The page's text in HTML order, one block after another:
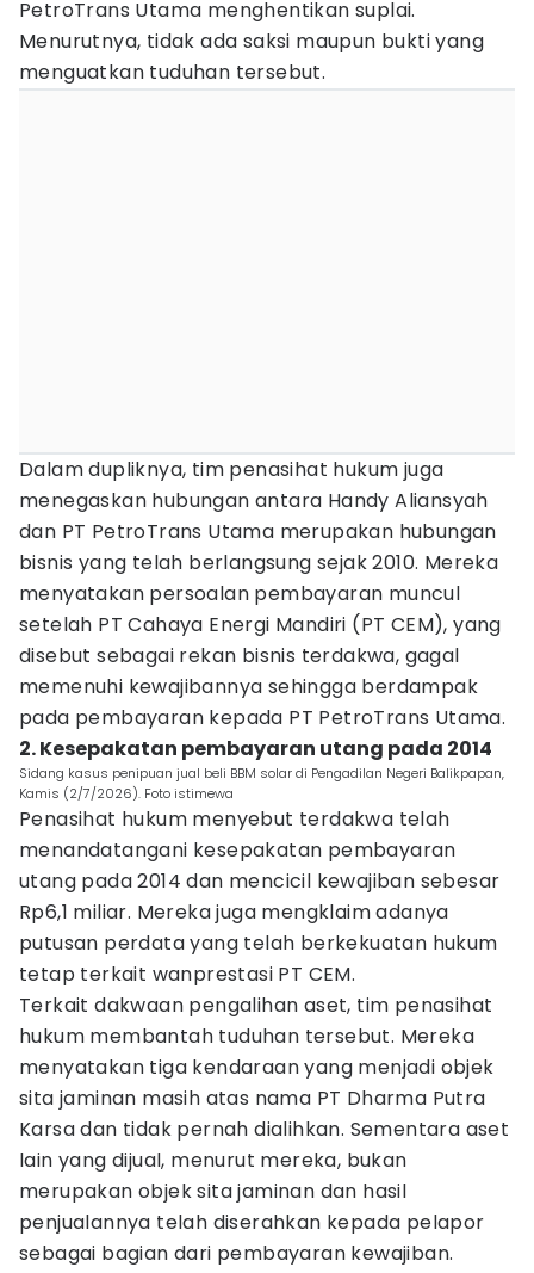
PetroTrans Utama menghentikan suplai.
Menurutnya, tidak ada saksi maupun bukti yang
menguatkan tuduhan tersebut.
Dalam dupliknya, tim penasihat hukum juga
menegaskan hubungan antara Handy Aliansyah
dan PT PetroTrans Utama merupakan hubungan
bisnis yang telah berlangsung sejak 2010. Mereka
menyatakan persoalan pembayaran muncul
setelah PT Cahaya Energi Mandiri (PT CEM), yang
disebut sebagai rekan bisnis terdakwa, gagal
memenuhi kewajibannya sehingga berdampak
pada pembayaran kepada PT PetroTrans Utama.
2. Kesepakatan pembayaran utang pada 2014
Sidang kasus penipuan jual beli BBM solar di Pengadilan Negeri Balikpapan,
Kamis (2/7/2026). Foto istimewa
Penasihat hukum menyebut terdakwa telah
menandatangani kesepakatan pembayaran
utang pada 2014 dan mencicil kewajiban sebesar
Rp6,1 miliar. Mereka juga mengklaim adanya
putusan perdata yang telah berkekuatan hukum
tetap terkait wanprestasi PT CEM.
Terkait dakwaan pengalihan aset, tim penasihat
hukum membantah tuduhan tersebut. Mereka
menyatakan tiga kendaraan yang menjadi objek
sita jaminan masih atas nama PT Dharma Putra
Karsa dan tidak pernah dialihkan. Sementara aset
lain yang dijual, menurut mereka, bukan
merupakan objek sita jaminan dan hasil
penjualannya telah diserahkan kepada pelapor
sebagai bagian dari pembayaran kewajiban.